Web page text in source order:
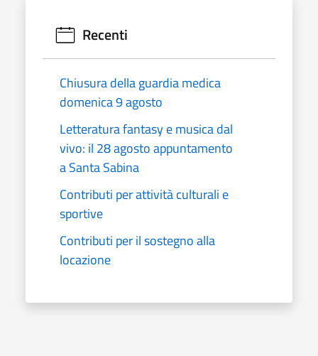
Recenti
Chiusura della guardia medica
domenica 9 agosto
Letteratura fantasy e musica dal
vivo: il 28 agosto appuntamento
a Santa Sabina
Contributi per attività culturali e
sportive
Contributi per il sostegno alla
locazione